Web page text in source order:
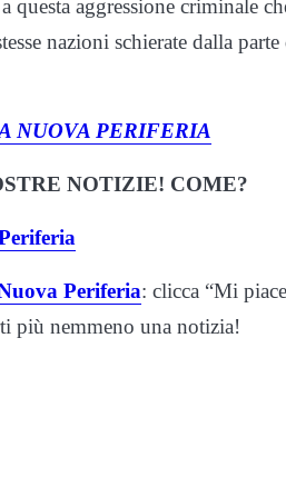
aggressione criminale
nazioni schierate dalla
NUOVA PERIFERIA
NOTIZIE! COME?
Periferia: clicca “Mi
più nemmeno una notizia!